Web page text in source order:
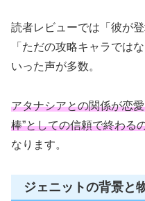
読者レビューでは「彼が
「ただの攻略キャラでは
いった声が多数。
アタナシアとの関係が恋
棒”としての信頼で終わる
なります。
ジェニットの背景と